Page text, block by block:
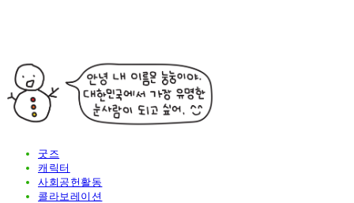
굿즈
캐릭터
사회공헌활동
콜라보레이션